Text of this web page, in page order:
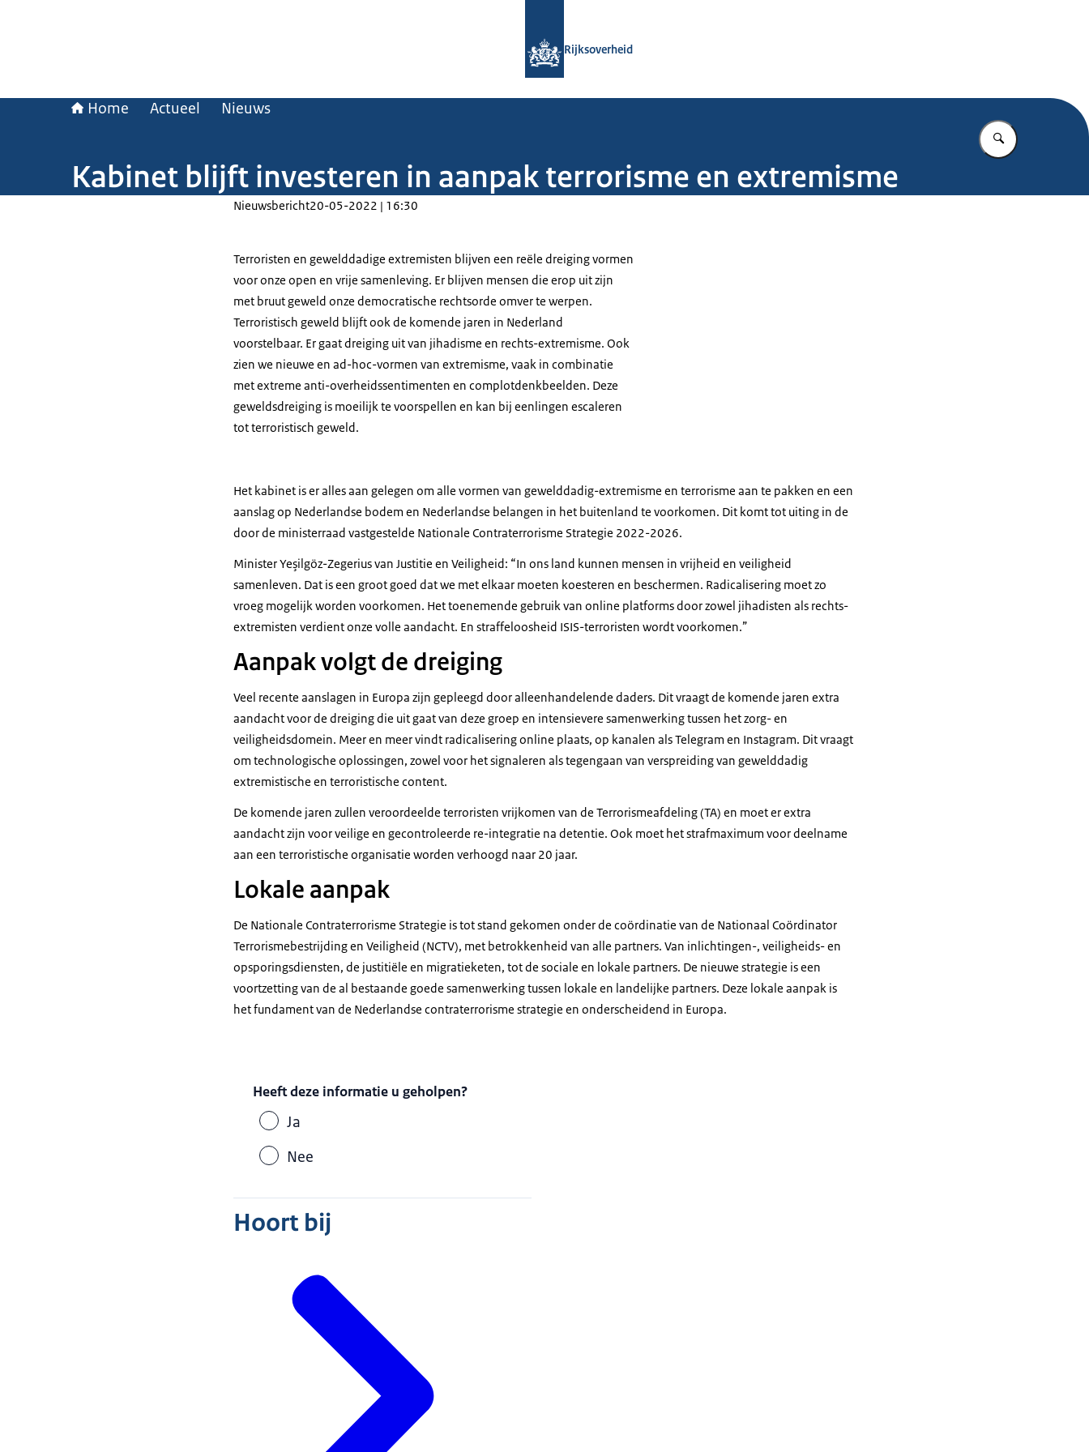
Rijksoverheid
Home Actueel Nieuws
Vul in wat u
Kabinet blijft investeren in aanpak terrorisme en extremisme
Nieuwsbericht20-05-2022 | 16:30
Terroristen en gewelddadige extremisten blijven een reële dreiging vormen
voor onze open en vrije samenleving. Er blijven mensen die erop uit zijn
met bruut geweld onze democratische rechtsorde omver te werpen.
Terroristisch geweld blijft ook de komende jaren in Nederland
voorstelbaar. Er gaat dreiging uit van jihadisme en rechts-extremisme. Ook
zien we nieuwe en ad-hoc-vormen van extremisme, vaak in combinatie
met extreme anti-overheidssentimenten en complotdenkbeelden. Deze
geweldsdreiging is moeilijk te voorspellen en kan bij eenlingen escaleren
tot terroristisch geweld.
Het kabinet is er alles aan gelegen om alle vormen van gewelddadig-extremisme en terrorisme aan te pakken en een
aanslag op Nederlandse bodem en Nederlandse belangen in het buitenland te voorkomen. Dit komt tot uiting in de
door de ministerraad vastgestelde Nationale Contraterrorisme Strategie 2022-2026.
Minister Yeşilgöz-Zegerius van Justitie en Veiligheid: “In ons land kunnen mensen in vrijheid en veiligheid
samenleven. Dat is een groot goed dat we met elkaar moeten koesteren en beschermen. Radicalisering moet zo
vroeg mogelijk worden voorkomen. Het toenemende gebruik van online platforms door zowel jihadisten als rechts-
extremisten verdient onze volle aandacht. En straffeloosheid ISIS-terroristen wordt voorkomen.”
Aanpak volgt de dreiging
Veel recente aanslagen in Europa zijn gepleegd door alleenhandelende daders. Dit vraagt de komende jaren extra
aandacht voor de dreiging die uit gaat van deze groep en intensievere samenwerking tussen het zorg- en
veiligheidsdomein. Meer en meer vindt radicalisering online plaats, op kanalen als Telegram en Instagram. Dit vraagt
om technologische oplossingen, zowel voor het signaleren als tegengaan van verspreiding van gewelddadig
extremistische en terroristische content.
De komende jaren zullen veroordeelde terroristen vrijkomen van de Terrorismeafdeling (TA) en moet er extra
aandacht zijn voor veilige en gecontroleerde re-integratie na detentie. Ook moet het strafmaximum voor deelname
aan een terroristische organisatie worden verhoogd naar 20 jaar.
Lokale aanpak
De Nationale Contraterrorisme Strategie is tot stand gekomen onder de coördinatie van de Nationaal Coördinator
Terrorismebestrijding en Veiligheid (NCTV), met betrokkenheid van alle partners. Van inlichtingen-, veiligheids- en
opsporingsdiensten, de justitiële en migratieketen, tot de sociale en lokale partners. De nieuwe strategie is een
voortzetting van de al bestaande goede samenwerking tussen lokale en landelijke partners. Deze lokale aanpak is
het fundament van de Nederlandse contraterrorisme strategie en onderscheidend in Europa.
Heeft deze informatie u geholpen?
Ja
Nee
Hoort bij